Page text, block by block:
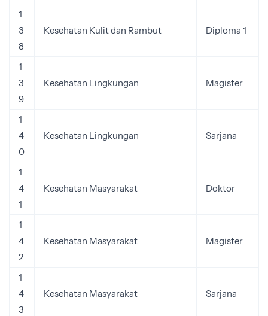
1
3
8
Kesehatan Kulit dan Rambut Diploma 1
1
3
9
Kesehatan Lingkungan Magister
1
4
0
Kesehatan Lingkungan Sarjana
1
4
1
Kesehatan Masyarakat Doktor
1
4
2
Kesehatan Masyarakat Magister
1
4
3
Kesehatan Masyarakat Sarjana